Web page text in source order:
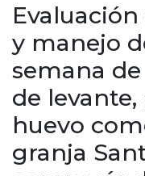
Statistics
y manejo
semana
de
huevo
granja